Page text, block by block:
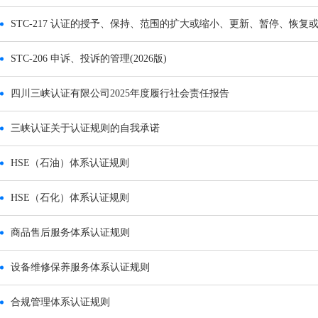
STC-217 认证的授予、保持、范围的扩大或缩小、更新、暂停、恢复
STC-206 申诉、投诉的管理(2026版)
四川三峡认证有限公司2025年度履行社会责任报告
三峡认证关于认证规则的自我承诺
HSE（石油）体系认证规则
HSE（石化）体系认证规则
商品售后服务体系认证规则
设备维修保养服务体系认证规则
合规管理体系认证规则